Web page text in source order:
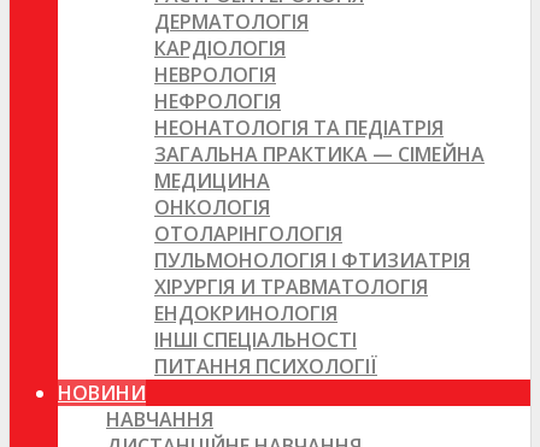
ДЕРМАТОЛОГІЯ
КАРДІОЛОГІЯ
НЕВРОЛОГІЯ
НЕФРОЛОГІЯ
НЕОНАТОЛОГІЯ ТА ПЕДІАТРІЯ
ЗАГАЛЬНА ПРАКТИКА — СІМЕЙНА
МЕДИЦИНА
ОНКОЛОГІЯ
ОТОЛАРІНГОЛОГІЯ
ПУЛЬМОНОЛОГІЯ І ФТИЗИАТРІЯ
ХІРУРГІЯ И ТРАВМАТОЛОГІЯ
ЕНДОКРИНОЛОГІЯ
ІНШІ СПЕЦІАЛЬНОСТІ
ПИТАННЯ ПСИХОЛОГІЇ
НОВИНИ
НАВЧАННЯ